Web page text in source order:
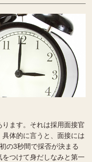
ます。それは採用面接官
体的に言うと、面接には
の3秒間で採否が決まる
つけて身だしなみと第一